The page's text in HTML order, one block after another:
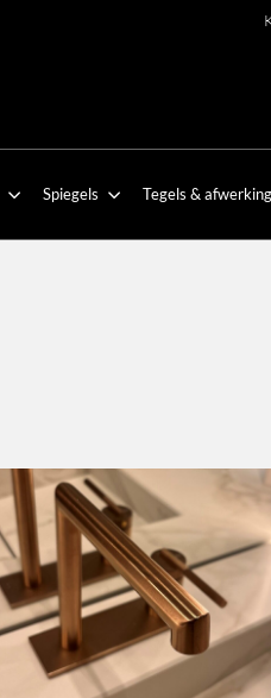
Spiegels Tegels & afwerking